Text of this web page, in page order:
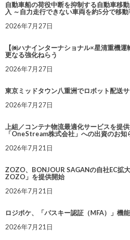
自動車船の荷役中断を抑制する自動車移
入 ～自力走行できない車両を約5分で移動
2026年7月27日
【㈱ハナインターナショナル×星清重機
更なる強化ねらう
2026年7月27日
東京ミッドタウン八重洲でロボット配送
2026年7月27日
上組／コンテナ物流最適化サービスを提
「OneStream株式会社」への出資のお知
2026年7月21日
ZOZO、BONJOUR SAGANの自社EC拡
ZOZO」を提供開始
2026年7月21日
ロジポケ、「パスキー認証（MFA）」機
2026年7月21日